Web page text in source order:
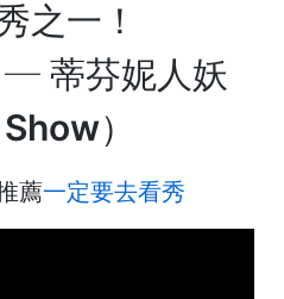
之一！
─ 蒂芬妮人妖
）
薦一定要去看秀